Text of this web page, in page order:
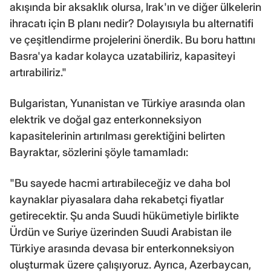
akışında bir aksaklık olursa, Irak'ın ve diğer ülkelerin
ihracatı için B planı nedir? Dolayısıyla bu alternatifi
ve çeşitlendirme projelerini önerdik. Bu boru hattını
Basra'ya kadar kolayca uzatabiliriz, kapasiteyi
artırabiliriz."
Bulgaristan, Yunanistan ve Türkiye arasında olan
elektrik ve doğal gaz enterkonneksiyon
kapasitelerinin artırılması gerektiğini belirten
Bayraktar, sözlerini şöyle tamamladı:
"Bu sayede hacmi artırabileceğiz ve daha bol
kaynaklar piyasalara daha rekabetçi fiyatlar
getirecektir. Şu anda Suudi hükümetiyle birlikte
Ürdün ve Suriye üzerinden Suudi Arabistan ile
Türkiye arasında devasa bir enterkonneksiyon
oluşturmak üzere çalışıyoruz. Ayrıca, Azerbaycan,